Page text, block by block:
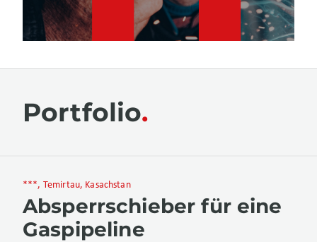
Portfolio
***, Temirtau, Kasachstan
Absperrschieber für eine
Gaspipeline